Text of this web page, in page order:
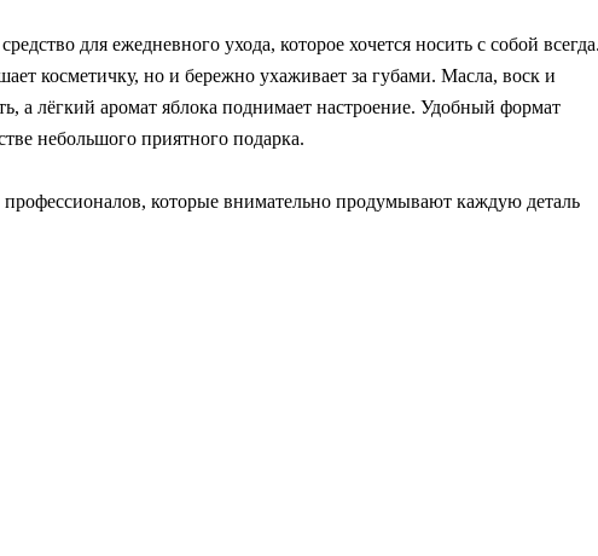
для ежедневного ухода, которое хочется носить с собой всегда.
косметичку, но и бережно ухаживает за губами. Масла, воск и
а лёгкий аромат яблока поднимает настроение. Удобный формат
небольшого приятного подарка.
которые внимательно продумывают каждую деталь